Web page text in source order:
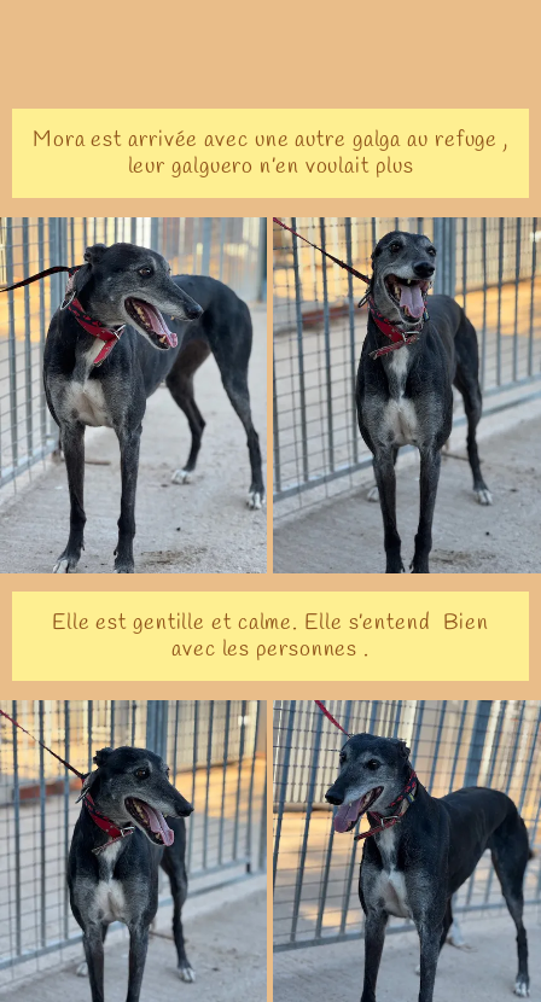
Mora est arrivée avec une autre galga au refuge ,
leur galguero n’en voulait plus
Elle est gentille et calme. Elle s’entend Bien
avec les personnes .